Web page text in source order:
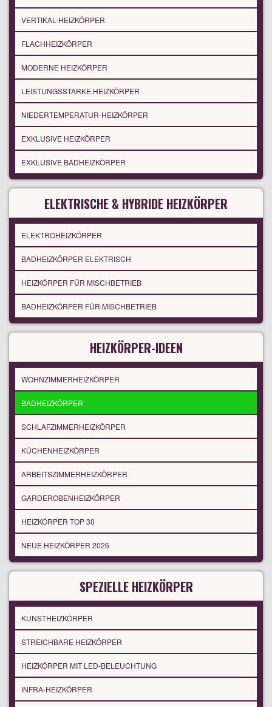
VERTIKAL-HEIZKÖRPER
FLACHHEIZKÖRPER
MODERNE HEIZKÖRPER
LEISTUNGSSTARKE HEIZKÖRPER
NIEDERTEMPERATUR-HEIZKÖRPER
EXKLUSIVE HEIZKÖRPER
EXKLUSIVE BADHEIZKÖRPER
ELEKTRISCHE & HYBRIDE HEIZKÖRPER
ELEKTROHEIZKÖRPER
BADHEIZKÖRPER ELEKTRISCH
HEIZKÖRPER FÜR MISCHBETRIEB
BADHEIZKÖRPER FÜR MISCHBETRIEB
HEIZKÖRPER-IDEEN
WOHNZIMMERHEIZKÖRPER
BADHEIZKÖRPER
SCHLAFZIMMERHEIZKÖRPER
KÜCHENHEIZKÖRPER
ARBEITSZIMMERHEIZKÖRPER
GARDEROBENHEIZKÖRPER
HEIZKÖRPER TOP 30
NEUE HEIZKÖRPER 2026
SPEZIELLE HEIZKÖRPER
KUNSTHEIZKÖRPER
STREICHBARE HEIZKÖRPER
HEIZKÖRPER MIT LED-BELEUCHTUNG
INFRA-HEIZKÖRPER